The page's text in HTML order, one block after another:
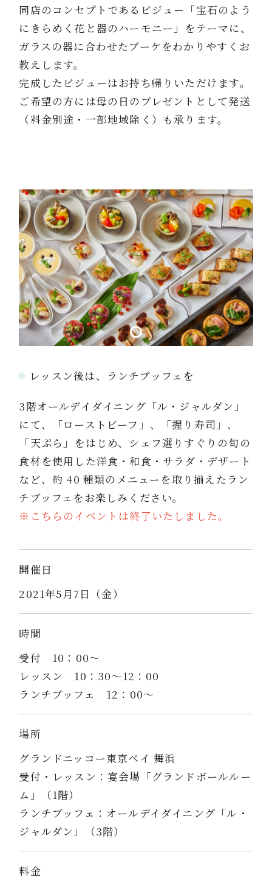
同店のコンセプトであるビジュー「宝石のよう
にきらめく花と器のハーモニー」をテーマに、
ガラスの器に合わせたブーケをわかりやすくお
教えします。
完成したビジューはお持ち帰りいただけます。
ご希望の方には母の日のプレゼントとして発送
（料金別途・一部地域除く）も承ります。
1
レッスン後は、ランチブッフェを
3階オールデイダイニング「ル・ジャルダン」
にて、「ローストビーフ」、「握り寿司」、
「天ぷら」をはじめ、シェフ選りすぐりの旬の
食材を使用した洋食・和食・サラダ・デザート
など、約 40 種類のメニューを取り揃えたラン
チブッフェをお楽しみください。
※こちらのイベントは終了いたしました。
開催日
2021年5月7日（金）
時間
受付 10：00～
レッスン 10：30～12：00
ランチブッフェ 12：00～
場所
グランドニッコー東京ベイ 舞浜
受付・レッスン：宴会場「グランドボールルー
ム」（1階）
ランチブッフェ：オールデイダイニング「ル・
ジャルダン」（3階）
料金